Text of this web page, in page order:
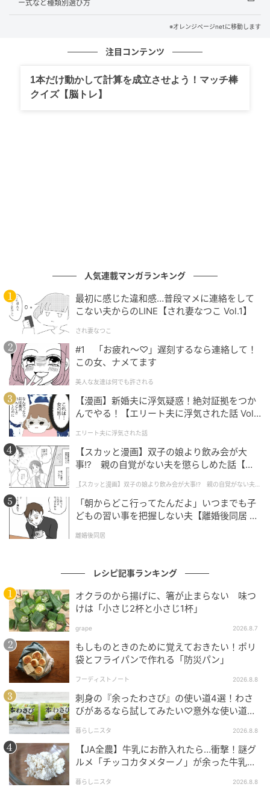
オレンジページnet
フライパンにサラダ油を中火で熱し、豆腐を並べ入れ
て強火にし、2～3分焼く。焼き色がついたら上下を返
してソーセージを加え、豆腐をくずさないようにかる
く混ぜる。フライパンの中央をあけ、〈A〉をもう一度
よく混ぜて加える。煮立ったら煮汁をからめながら2分
ほど煮る。
おいしく作るコツ
きりをしなくても仕上がりが水っぽくなりません。な
お辛さはお好みなので、20滴を限度に、ラー油の分量
を増やしてもOKです。
ラー油の辛みとみそのコクをまとった豆腐に、ソーセ
ージのうまみがじんわり。こんがり焼くひと手間で、
いつもの豆腐がひと味違ったおかずになりますよ。
ー式など種類別選び方
※オレンジページnetに移動します
注目コンテンツ
1本だけ動かして計算を成立させよう！マッチ棒
クイズ【脳トレ】
人気連載マンガランキング
最初に感じた違和感…普段マメに連絡をして
こない夫からのLINE【され妻なつこ Vol.1】
され妻なつこ
#1 「お疲れ〜♡」遅刻するなら連絡して！
この女、ナメてます
美人な友達は何でも許される
【漫画】新婚夫に浮気疑惑！絶対証拠をつか
んでやる！【エリート夫に浮気された話 Vol.
エリート夫に浮気された話
【スカッと漫画】双子の娘より飲み会が大
事!? 親の自覚がない夫を懲らしめた話【第1
【スカッと漫画】双子の娘より飲み会が大事!? 親の自覚がない夫を
懲らしめた話
「朝からどこ行ってたんだよ」いつまでも子
どもの習い事を把握しない夫【離婚後同居 Vo
離婚後同居
レシピ記事ランキング
オクラのから揚げに、箸が止まらない 味つ
けは「小さじ2杯と小さじ1杯」
grape 2026.8.7
もしものときのために覚えておきたい！ポリ
袋とフライパンで作れる「防災パン」
フーディストノート 2026.8.8
刺身の『余ったわさび』の使い道4選！わさ
びがあるなら試してみたい♡意外な使い道を
暮らしニスタ 2026.8.8
【JA全農】牛乳にお酢入れたら…衝撃！謎グ
ルメ「チッコカタメターノ」が余った牛乳の
暮らしニスタ 2026.8.8